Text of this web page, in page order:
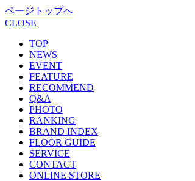
ページトップへ
CLOSE
TOP
NEWS
EVENT
FEATURE
RECOMMEND
Q&A
PHOTO
RANKING
BRAND INDEX
FLOOR GUIDE
SERVICE
CONTACT
ONLINE STORE